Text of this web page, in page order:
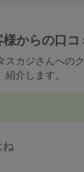
様からの口コ
スカジさんへの
紹介します。
ね